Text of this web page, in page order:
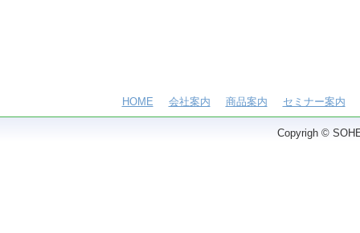
HOME 会社案内 商品案内 セミナー案内
Copyrigh ©